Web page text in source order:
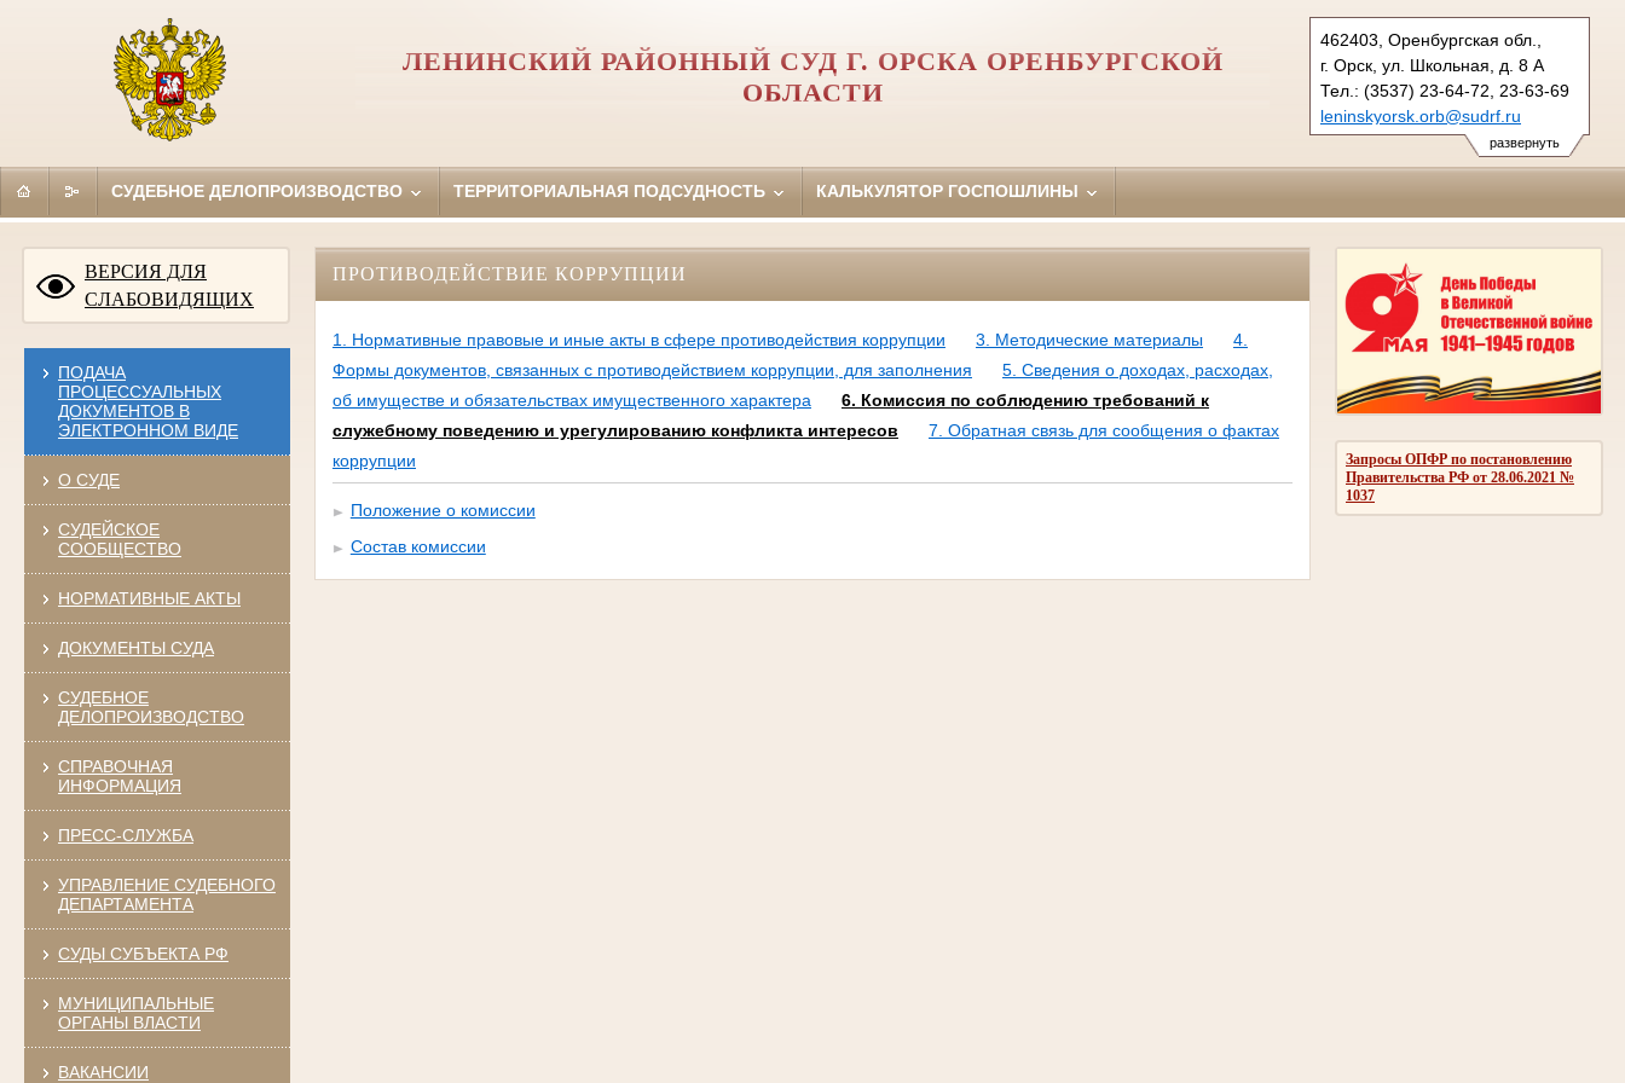
развернуть
462403, Оренбургская обл.,
г. Орск, ул. Школьная, д. 8 А
Тел.: (3537) 23-64-72, 23-63-69
leninskyorsk.orb@sudrf.ru
ЛЕНИНСКИЙ РАЙОННЫЙ СУД Г. ОРСКА ОРЕНБУРГСКОЙ
ОБЛАСТИ
СУДЕБНОЕ ДЕЛОПРОИЗВОДСТВО ТЕРРИТОРИАЛЬНАЯ ПОДСУДНОСТЬ КАЛЬКУЛЯТОР ГОСПОШЛИНЫ
ВЕРСИЯ ДЛЯ
СЛАБОВИДЯЩИХ
ПОДАЧА
ПРОЦЕССУАЛЬНЫХ
ДОКУМЕНТОВ В
ЭЛЕКТРОННОМ ВИДЕ
О СУДЕ
СУДЕЙСКОЕ
СООБЩЕСТВО
НОРМАТИВНЫЕ АКТЫ
ДОКУМЕНТЫ СУДА
СУДЕБНОЕ
ДЕЛОПРОИЗВОДСТВО
СПРАВОЧНАЯ
ИНФОРМАЦИЯ
ПРЕСС-СЛУЖБА
УПРАВЛЕНИЕ СУДЕБНОГО
ДЕПАРТАМЕНТА
СУДЫ СУБЪЕКТА РФ
МУНИЦИПАЛЬНЫЕ
ОРГАНЫ ВЛАСТИ
ВАКАНСИИ
Запросы ОПФР по постановлению
Правительства РФ от 28.06.2021 №
1037
ПРОТИВОДЕЙСТВИЕ КОРРУПЦИИ
1. Нормативные правовые и иные акты в сфере противодействия коррупции 3. Методические материалы
4.
Формы документов, связанных с противодействием коррупции, для заполнения
5. Сведения о доходах, расходах,
об имуществе и обязательствах имущественного характера
6. Комиссия по соблюдению требований к
служебному поведению и урегулированию конфликта интересов
7. Обратная связь для сообщения о фактах
коррупции
Положение о комиссии
Состав комиссии